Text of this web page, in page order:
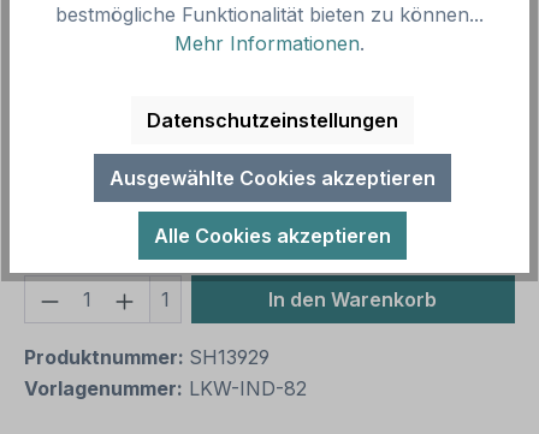
Zwischensumme
6,19 €
Gesamtpreis
Preise inkl. MwSt. zzgl. Versandkosten
Aufgrund von Neuberechnungen im Warenkorb sind
abweichende Endpreise möglich.
Produkt Anzahl: Gib den
1 In den Warenkorb
Produktnummer: SH13929
Vorlagenummer: LKW-IND-82
bestmögliche Funktionalität bieten zu können...
Mehr Informationen.
Datenschutzeinstellungen
Ausgewählte Cookies akzeptieren
Alle Cookies akzeptieren